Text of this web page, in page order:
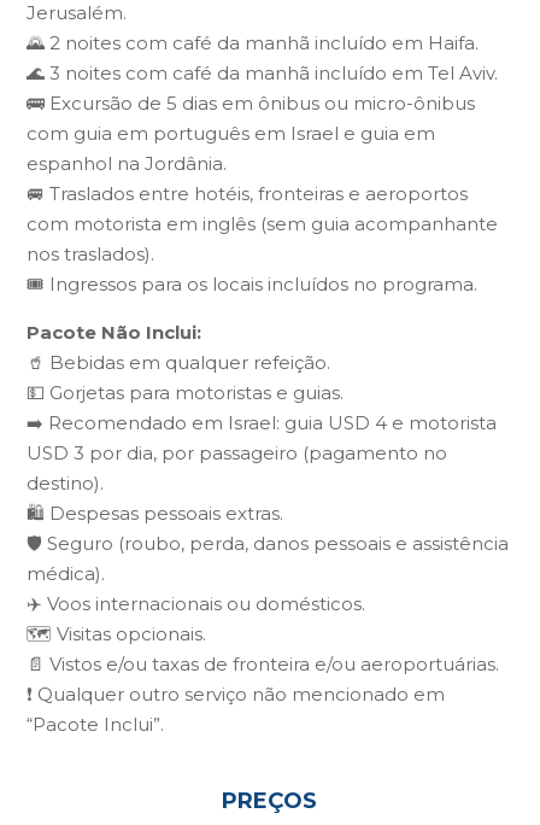
Jerusalém.
🌄 2 noites com café da manhã incluído em Haifa.
🌊 3 noites com café da manhã incluído em Tel Aviv.
🚌 Excursão de 5 dias em ônibus ou micro-ônibus
com guia em português em Israel e guia em
espanhol na Jordânia.
🚐 Traslados entre hotéis, fronteiras e aeroportos
com motorista em inglês (sem guia acompanhante
nos traslados).
🎟️ Ingressos para os locais incluídos no programa.
Pacote Não Inclui:
🥤 Bebidas em qualquer refeição.
💵 Gorjetas para motoristas e guias.
➡️ Recomendado em Israel: guia USD 4 e motorista
USD 3 por dia, por passageiro (pagamento no
destino).
🛍️ Despesas pessoais extras.
🛡️ Seguro (roubo, perda, danos pessoais e assistência
médica).
✈️ Voos internacionais ou domésticos.
🗺️ Visitas opcionais.
📄 Vistos e/ou taxas de fronteira e/ou aeroportuárias.
❗ Qualquer outro serviço não mencionado em
“Pacote Inclui”.
PREÇOS